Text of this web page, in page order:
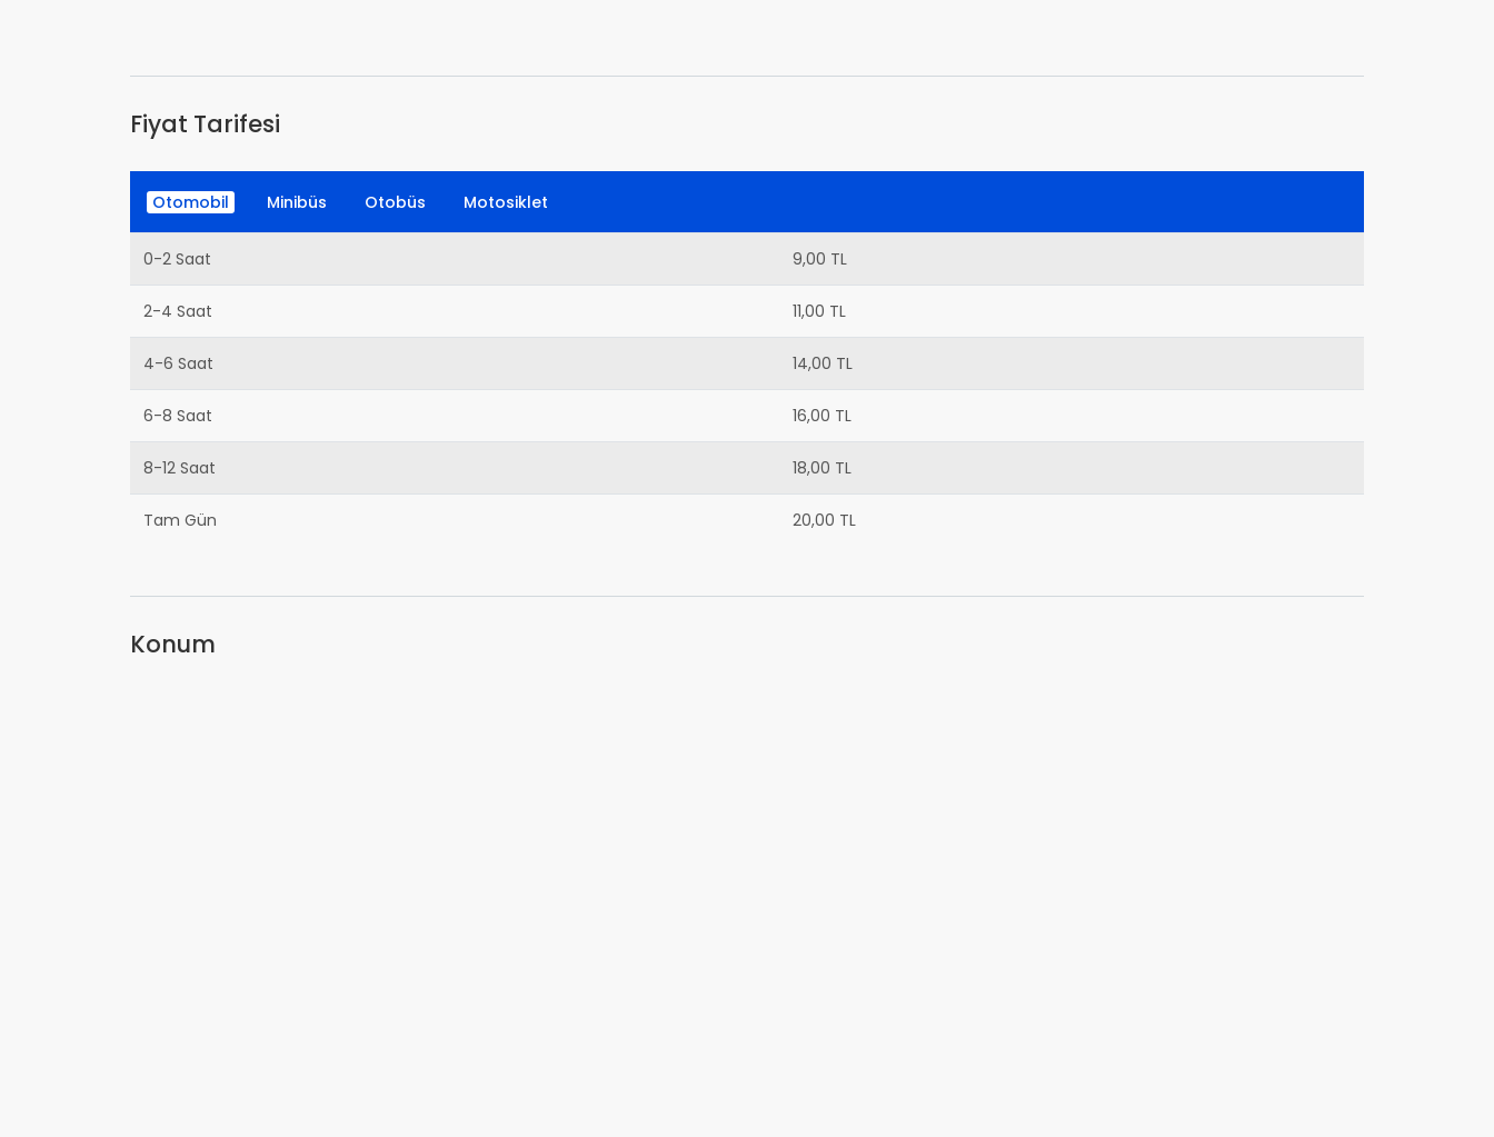
Fiyat Tarifesi
Otomobil Minibüs Otobüs Motosiklet
0-2 Saat 9,00 TL
2-4 Saat 11,00 TL
4-6 Saat 14,00 TL
6-8 Saat 16,00 TL
8-12 Saat 18,00 TL
Tam Gün 20,00 TL
Konum